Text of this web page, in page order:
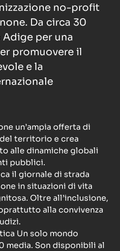
no-profit
Da circa 30
per una
promuovere il
e la
un’ampia offerta di
territorio e crea
alle dinamiche globali
pubblici.
il giornale di strada
in situazioni di vita
Oltre all’inclusione,
alla convivenza
Un solo mondo
media. Son disponibili al